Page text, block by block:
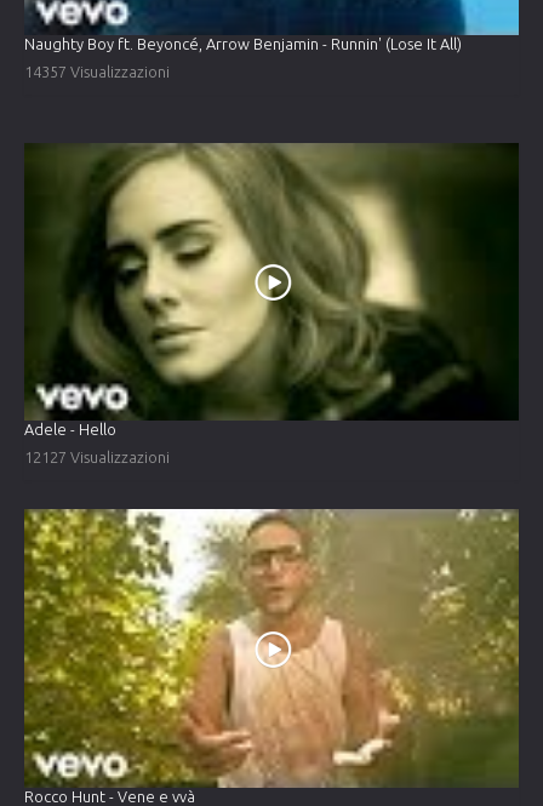
Naughty Boy ft. Beyoncé, Arrow Benjamin - Runnin' (Lose It All)
14357 Visualizzazioni
Adele - Hello
12127 Visualizzazioni
Rocco Hunt - Vene e vvà